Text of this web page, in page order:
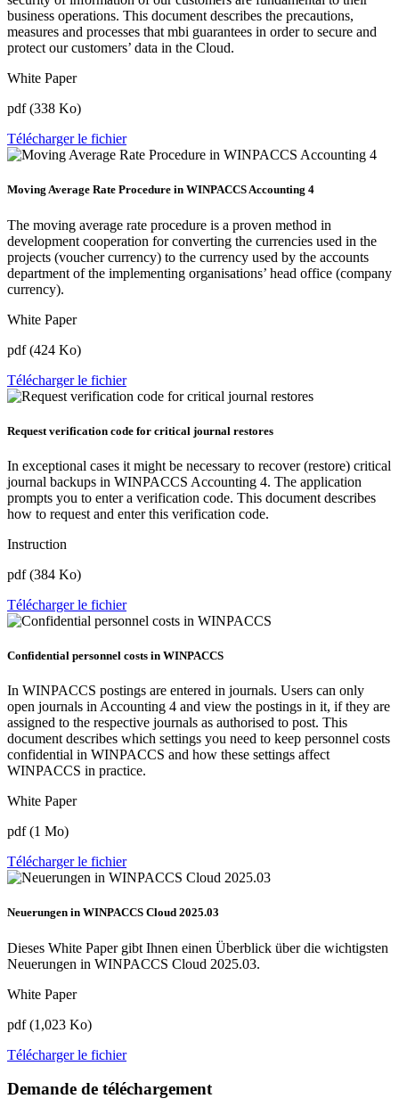
business operations. This document describes the precautions,
measures and processes that mbi guarantees in order to secure and
protect our customers’ data in the Cloud.
White Paper
pdf (338 Ko)
Télécharger le fichier
Moving Average Rate Procedure in WINPACCS Accounting 4
The moving average rate procedure is a proven method in
development cooperation for converting the currencies used in the
projects (voucher currency) to the currency used by the accounts
department of the implementing organisations’ head office (company
currency).
White Paper
pdf (424 Ko)
Télécharger le fichier
Request verification code for critical journal restores
In exceptional cases it might be necessary to recover (restore) critical
journal backups in WINPACCS Accounting 4. The application
prompts you to enter a verification code. This document describes
how to request and enter this verification code.
Instruction
pdf (384 Ko)
Télécharger le fichier
Confidential personnel costs in WINPACCS
In WINPACCS postings are entered in journals. Users can only
open journals in Accounting 4 and view the postings in it, if they are
assigned to the respective journals as authorised to post. This
document describes which settings you need to keep personnel costs
confidential in WINPACCS and how these settings affect
WINPACCS in practice.
White Paper
pdf (1 Mo)
Télécharger le fichier
Neuerungen in WINPACCS Cloud 2025.03
Dieses White Paper gibt Ihnen einen Überblick über die wichtigsten
Neuerungen in WINPACCS Cloud 2025.03.
White Paper
pdf (1,023 Ko)
Télécharger le fichier
Demande de téléchargement